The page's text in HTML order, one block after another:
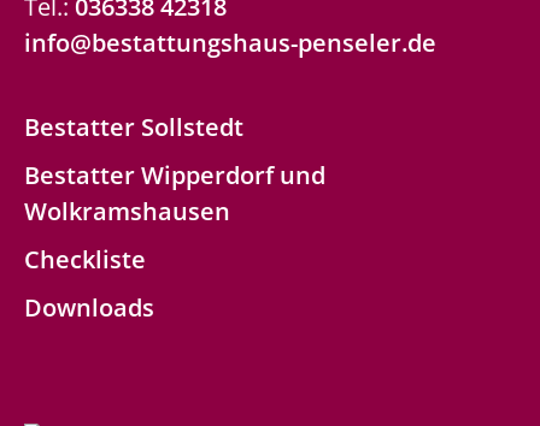
info@bestattungshaus-penseler.de
Bestatter Sollstedt
Bestatter Wipperdorf und
Wolkramshausen
Checkliste
Downloads